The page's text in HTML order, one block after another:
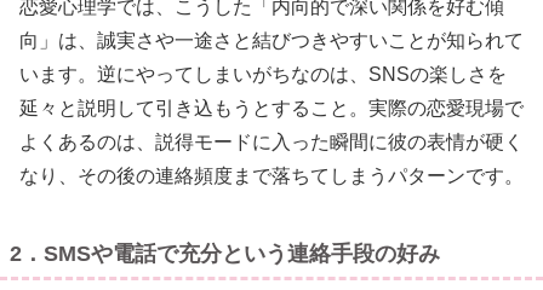
恋愛心理学では、こうした「内向的で深い関係を好む傾
向」は、誠実さや一途さと結びつきやすいことが知られて
います。逆にやってしまいがちなのは、SNSの楽しさを
延々と説明して引き込もうとすること。実際の恋愛現場で
よくあるのは、説得モードに入った瞬間に彼の表情が硬く
なり、その後の連絡頻度まで落ちてしまうパターンです。
2．SMSや電話で充分という連絡手段の好み